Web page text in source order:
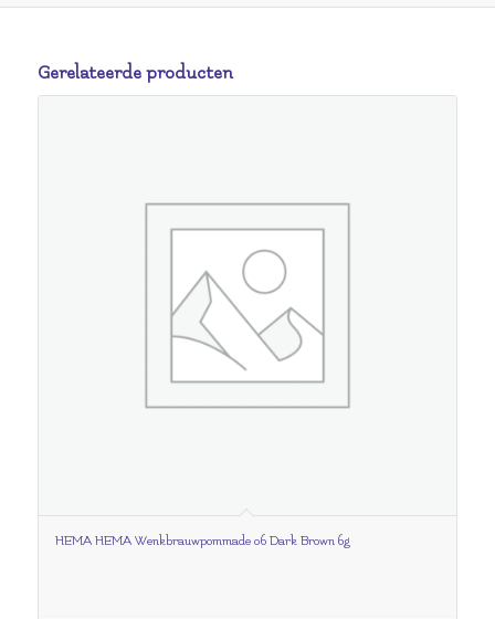
Gerelateerde producten
HEMA HEMA Wenkbrauwpommade 06 Dark Brown 6g